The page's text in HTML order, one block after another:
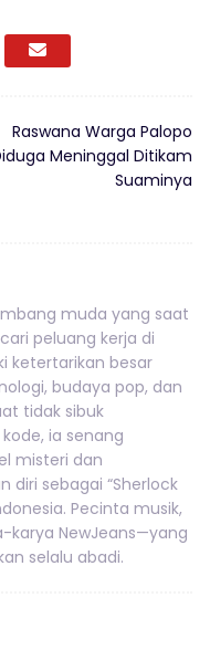
Raswana Warga Palopo
Meninggal Ditikam
Suaminya
muda yang saat
peluang kerja di
ketertarikan besar
budaya pop, dan
tidak sibuk
ia senang
misteri dan
diri sebagai “Sherlock
Pecinta musik,
karya NewJeans—yang
selalu abadi.